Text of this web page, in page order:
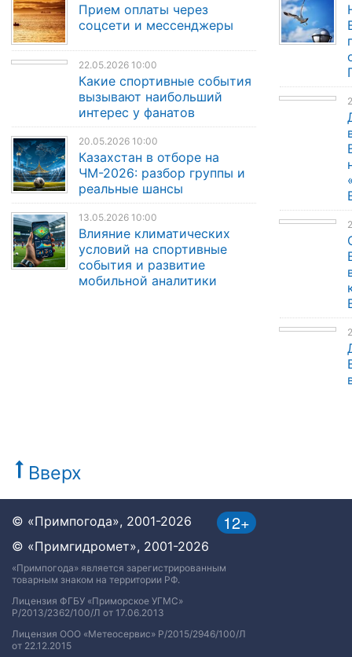
Прием оплаты через
соцсети и мессенджеры
22.05.2026 10:00
Какие спортивные события
вызывают наибольший
интерес у фанатов
20.05.2026 10:00
Казахстан в отборе на
ЧМ-2026: разбор группы и
реальные шансы
13.05.2026 10:00
Влияние климатических
условий на спортивные
события и развитие
мобильной аналитики
Вверх
12+
© «Примпогода», 2001-2026
© «Примгидромет», 2001-2026
«Примпогода» является зарегистрированным
товарным знаком на территории РФ.
Лицензия ФГБУ «Приморское УГМС»
Р/2013/2362/100/Л от 17.06.2013
Лицензия ООО «Метеосервис» Р/2015/2946/100/Л
от 22.12.2015